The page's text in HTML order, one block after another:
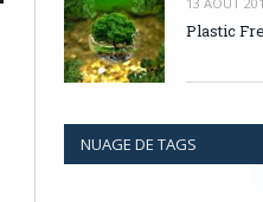
Plastic
NUAGE DE TAGS